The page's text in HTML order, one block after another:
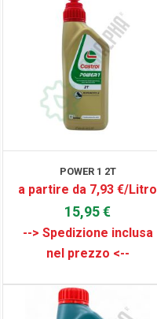
POWER 1 2T
a partire da 7,93 €/Litro
15,95 €